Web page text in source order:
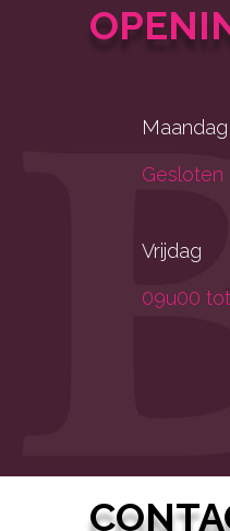
Maandag
Gesloten
Vrijdag
09u00